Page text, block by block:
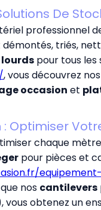
De
professionnel
triés,
pour tous les
, vous découvrez
occasion et
Optimiser
chaque
pour pièces et
nos cantilevers
obtenez un